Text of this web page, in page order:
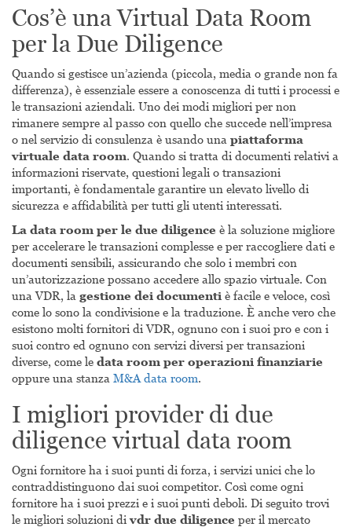
Cos’è una Virtual Data Room
per la Due Diligence
Quando si gestisce un’azienda (piccola, media o grande non fa
differenza), è essenziale essere a conoscenza di tutti i processi e
le transazioni aziendali. Uno dei modi migliori per non
rimanere sempre al passo con quello che succede nell’impresa
o nel servizio di consulenza è usando una piattaforma
virtuale data room. Quando si tratta di documenti relativi a
informazioni riservate, questioni legali o transazioni
importanti, è fondamentale garantire un elevato livello di
sicurezza e affidabilità per tutti gli utenti interessati.
La data room per le due diligence è la soluzione migliore
per accelerare le transazioni complesse e per raccogliere dati e
documenti sensibili, assicurando che solo i membri con
un’autorizzazione possano accedere allo spazio virtuale. Con
una VDR, la gestione dei documenti è facile e veloce, così
come lo sono la condivisione e la traduzione. È anche vero che
esistono molti fornitori di VDR, ognuno con i suoi pro e con i
suoi contro ed ognuno con servizi diversi per transazioni
diverse, come le data room per operazioni finanziarie
oppure una stanza M&A data room.
I migliori provider di due
diligence virtual data room
Ogni fornitore ha i suoi punti di forza, i servizi unici che lo
contraddistinguono dai suoi competitor. Così come ogni
fornitore ha i suoi prezzi e i suoi punti deboli. Di seguito trovi
le migliori soluzioni divdr due diligence per il mercato